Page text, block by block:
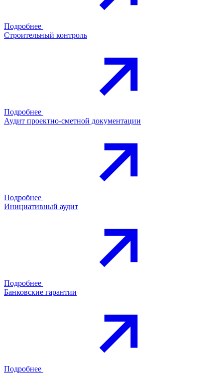
Подробнее
Строительный контроль
Подробнее
Аудит проектно-сметной документации
Подробнее
Инициативный аудит
Подробнее
Банковские гарантии
Подробнее